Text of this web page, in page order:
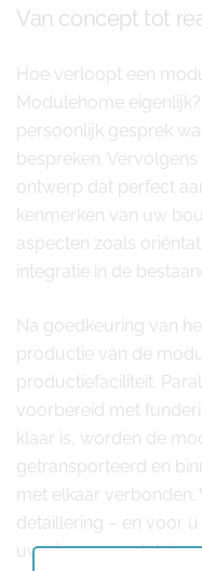
Van concept tot
Hoe verloopt een
Modulehome
persoonlijk gesprek
bespreken.
ontwerp dat perfect
kenmerken van uw
aspecten zoals
integratie in de
Na goedkeuring van
productie van de
productiefaciliteit.
voorbereid met
klaar is, worden de
getransporteerd en
met elkaar
detaillering – en voor
uw nieuwe modulaire